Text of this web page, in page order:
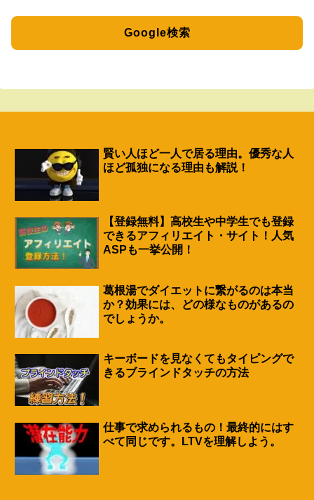
Google検索
賢い人ほど一人で居る理由。優秀な人
ほど孤独になる理由も解説！
【登録無料】高校生や中学生でも登録
できるアフィリエイト・サイト！人気
ASPも一挙公開！
葛根湯でダイエットに繋がるのは本当
か？効果には、どの様なものがあるの
でしょうか。
キーボードを見なくてもタイピングで
きるブラインドタッチの方法
仕事で求められるもの！最終的にはす
べて同じです。LTVを理解しよう。